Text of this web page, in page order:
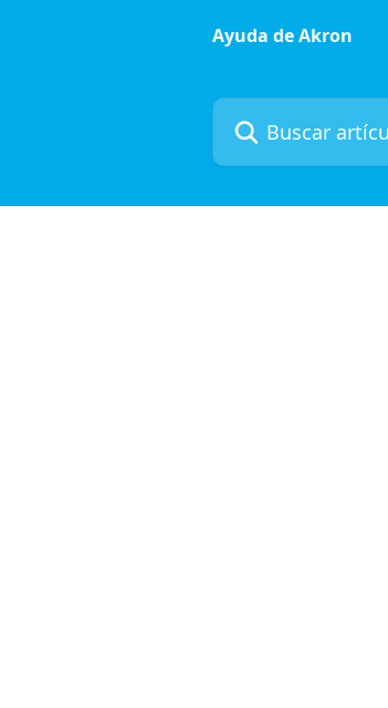
Ayuda de Akron
Buscar artículos...